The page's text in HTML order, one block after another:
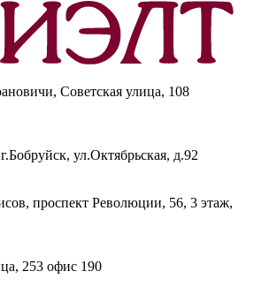
Советская улица, 108
ул.Октябрьская, д.92
проспект Революции, 56, 3 этаж,
253 офис 190